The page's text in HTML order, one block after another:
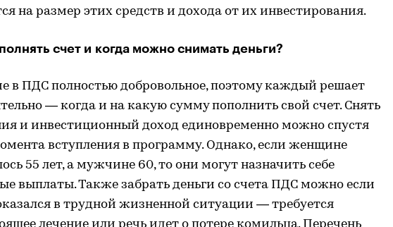
на размер этих средств и дохода от их инвестирования.
счет и когда можно снимать деньги?
в ПДС полностью добровольное, поэтому каждый решает
— когда и на какую сумму пополнить свой счет. Снять
и инвестиционный доход единовременно можно спустя
вступления в программу. Однако, если женщине
55 лет, а мужчине 60, то они могут назначить себе
выплаты. Также забрать деньги со счета ПДС можно если
в трудной жизненной ситуации — требуется